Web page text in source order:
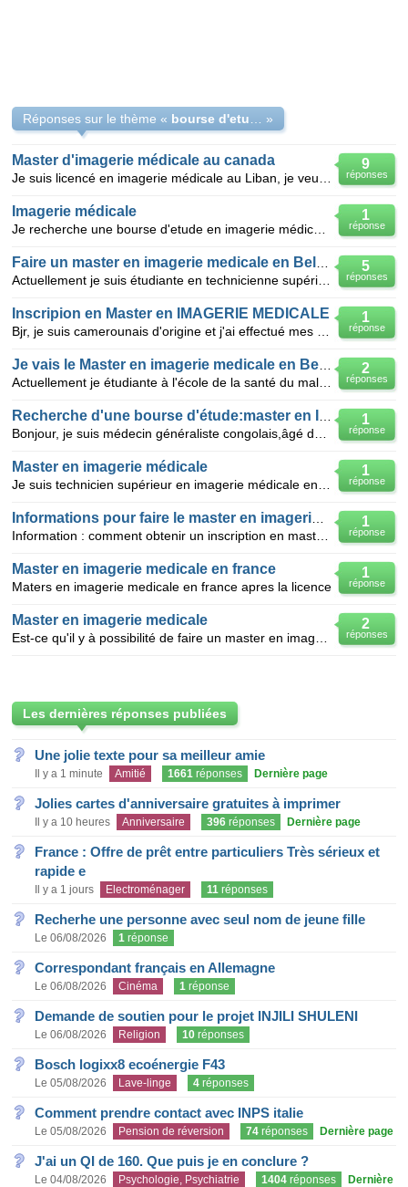
Réponses sur le thème « »
9
réponses
Master d'imagerie médicale au canada
1
réponse
Imagerie médicale
5
réponses
1
réponse
Inscripion en Master en IMAGERIE MEDICALE
2
réponses
1
réponse
1
réponse
Master en imagerie médicale
1
réponse
1
réponse
Master en imagerie medicale en france
Maters en imagerie medicale en france apres la licence
2
réponses
Master en imagerie medicale
Les dernières réponses publiées
Une jolie texte pour sa meilleur amie
Il y a 1 minute Amitié 1661 réponses Dernière page
Jolies cartes d'anniversaire gratuites à imprimer
Il y a 10 heures Anniversaire 396 réponses Dernière page
France : Offre de prêt entre particuliers Très sérieux et
rapide e
Il y a 1 jours Electroménager 11 réponses
Recherhe une personne avec seul nom de jeune fille
Le 06/08/2026 1 réponse
Correspondant français en Allemagne
Le 06/08/2026 Cinéma 1 réponse
Demande de soutien pour le projet INJILI SHULENI
Le 06/08/2026 Religion 10 réponses
Bosch logixx8 ecoénergie F43
Le 05/08/2026 Lave-linge 4 réponses
Comment prendre contact avec INPS italie
Le 05/08/2026 Pension de réversion 74 réponses Dernière page
J'ai un QI de 160. Que puis je en conclure ?
Le 04/08/2026 Psychologie, Psychiatrie 1404 réponses
Dernière